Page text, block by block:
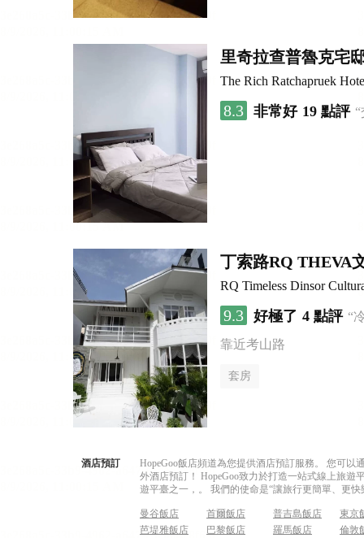
里奇拉查普魯克宅
The Rich Ratchapruek
8.3 非常好 19 點評
丁索路RQ THEVA
RQ Timeless Dinsor
9.3 好極了 4 點評 “
靠近考山路
套房
酒店預訂
HopeGoo飯店頻道為您提供酒店預訂服務。 您可
外酒店預訂！ HopeGoo致力於打造一站式線上旅
遊平臺之一，。 我們的使命是“讓旅行更簡單、更
曼谷飯店 首爾飯店 普吉島飯店
東京
芭堤雅飯店
巴黎飯店 羅馬飯店
倫敦